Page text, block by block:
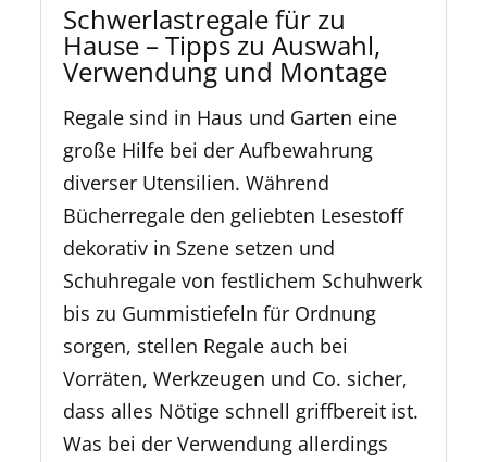
Schwerlastregale für zu
Hause – Tipps zu Auswahl,
Verwendung und Montage
Regale sind in Haus und Garten eine
große Hilfe bei der Aufbewahrung
diverser Utensilien. Während
Bücherregale den geliebten Lesestoff
dekorativ in Szene setzen und
Schuhregale von festlichem Schuhwerk
bis zu Gummistiefeln für Ordnung
sorgen, stellen Regale auch bei
Vorräten, Werkzeugen und Co. sicher,
dass alles Nötige schnell griffbereit ist.
Was bei der Verwendung allerdings